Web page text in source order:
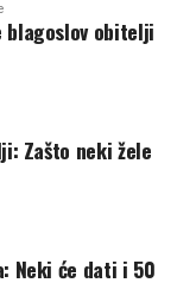
blagoslov obitelji
Zašto neki žele
Neki će dati i 50